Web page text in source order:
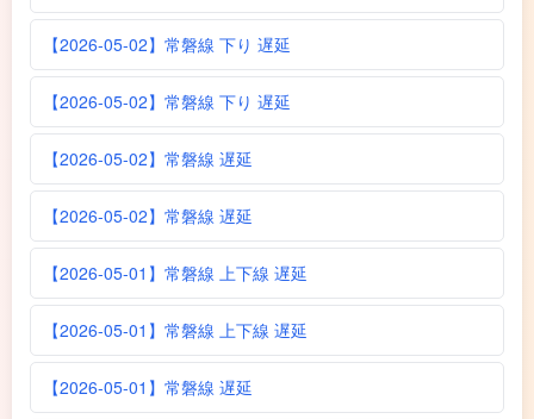
【2026-05-02】常磐線 下り 遅延
【2026-05-02】常磐線 下り 遅延
【2026-05-02】常磐線 遅延
【2026-05-02】常磐線 遅延
【2026-05-01】常磐線 上下線 遅延
【2026-05-01】常磐線 上下線 遅延
【2026-05-01】常磐線 遅延